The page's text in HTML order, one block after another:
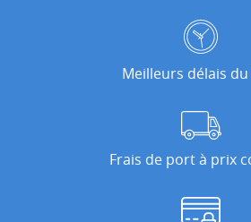
Meilleurs délais du
Frais de port à prix